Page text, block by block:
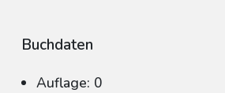
Buchdaten
Auflage: 0